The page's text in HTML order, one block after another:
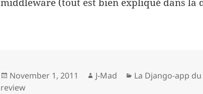
Posted
on
November 1, 2011 Author
J-Mad Categories
La Django-app
review